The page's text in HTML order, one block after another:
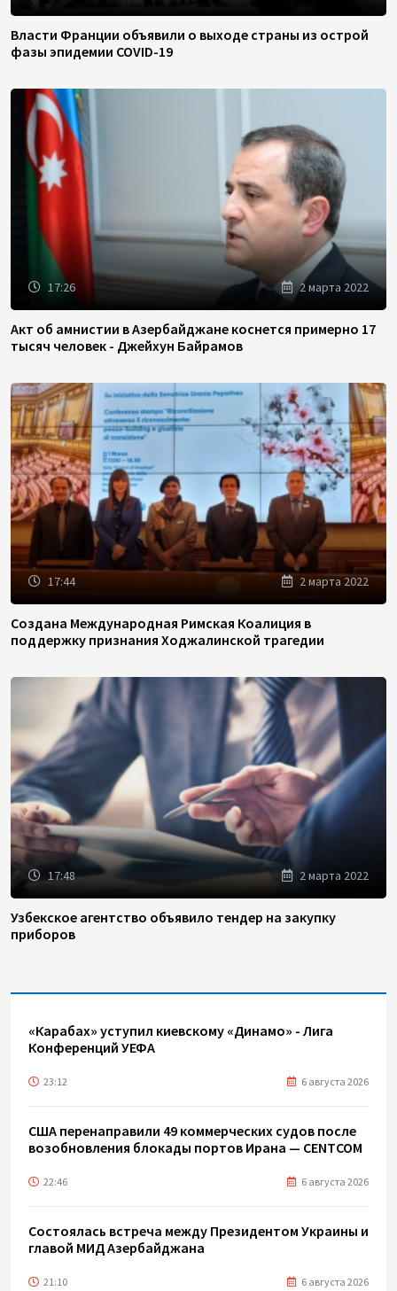
Власти Франции объявили о выходе страны из острой
фазы эпидемии COVID-19
17:26 2 марта 2022
Акт об амнистии в Азербайджане коснется примерно 17
тысяч человек - Джейхун Байрамов
17:44 2 марта 2022
Создана Международная Римская Коалиция в
поддержку признания Ходжалинской трагедии
17:48 2 марта 2022
Узбекское агентство объявило тендер на закупку
приборов
«Карабах» уступил киевскому «Динамо» - Лига
Конференций УЕФА
23:12 6 августа 2026
США перенаправили 49 коммерческих судов после
возобновления блокады портов Ирана — CENTCOM
22:46 6 августа 2026
Состоялась встреча между Президентом Украины и
главой МИД Азербайджана
21:10 6 августа 2026